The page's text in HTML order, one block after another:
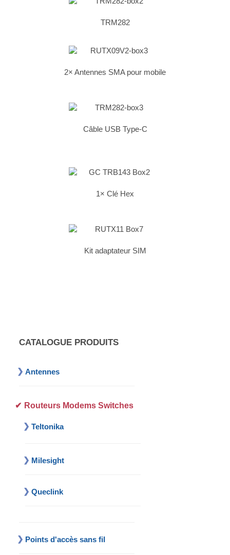
TRM282
2× Antennes SMA pour mobile
Câble USB Type‑C
1× Clé Hex
Kit adaptateur SIM
CATALOGUE PRODUITS
Antennes
Routeurs Modems Switches
Teltonika
Milesight
Queclink
Points d'accès sans fil